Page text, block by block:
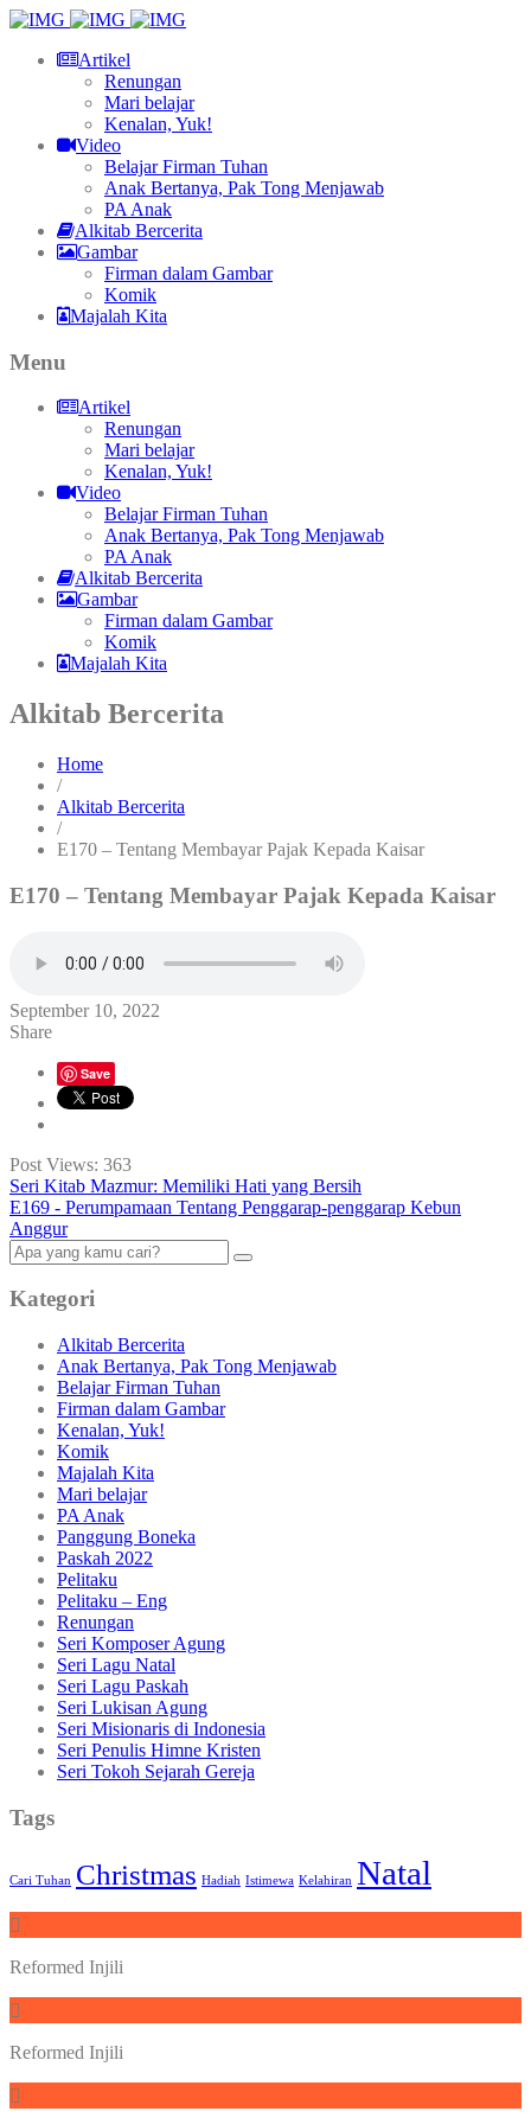
Artikel
Renungan
Mari belajar
Kenalan, Yuk!
Video
Belajar Firman Tuhan
Anak Bertanya, Pak Tong Menjawab
PA Anak
Alkitab Bercerita
Gambar
Firman dalam Gambar
Komik
Majalah Kita
Menu
Artikel
Renungan
Mari belajar
Kenalan, Yuk!
Video
Belajar Firman Tuhan
Anak Bertanya, Pak Tong Menjawab
PA Anak
Alkitab Bercerita
Gambar
Firman dalam Gambar
Komik
Majalah Kita
Alkitab Bercerita
Home
/
Alkitab Bercerita
/
E170 – Tentang Membayar Pajak Kepada Kaisar
E170 – Tentang Membayar Pajak Kepada Kaisar
September 10, 2022
Share
Save
Post Views: 363
Seri Kitab Mazmur: Memiliki Hati yang Bersih
E169 - Perumpamaan Tentang Penggarap-penggarap Kebun
Anggur
Kategori
Alkitab Bercerita
Anak Bertanya, Pak Tong Menjawab
Belajar Firman Tuhan
Firman dalam Gambar
Kenalan, Yuk!
Komik
Majalah Kita
Mari belajar
PA Anak
Panggung Boneka
Paskah 2022
Pelitaku
Pelitaku – Eng
Renungan
Seri Komposer Agung
Seri Lagu Natal
Seri Lagu Paskah
Seri Lukisan Agung
Seri Misionaris di Indonesia
Seri Penulis Himne Kristen
Seri Tokoh Sejarah Gereja
Tags
Cari Tuhan Christmas Hadiah Istimewa Kelahiran Natal
Reformed Injili
Reformed Injili